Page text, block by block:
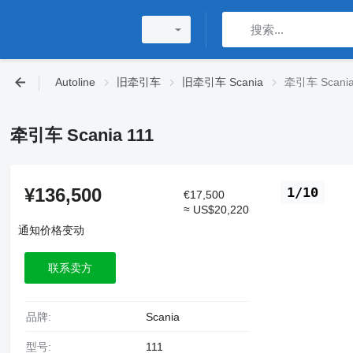
Autoline 旧牵引车 旧牵引车 Scania 牵引车
牵引车 Scania 111
1/10
¥136,500
€17,500
≈ US$20,220
通知价格变动
联系卖方
品牌: Scania
型号: 111